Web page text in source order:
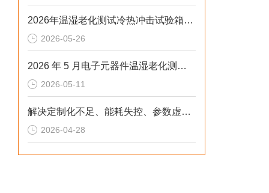
2026年温湿老化测试冷热冲击试验箱排行榜：解决精度差、数据无效等核心痛点
2026-05-26
2026 年 5 月电子元器件温湿老化测试：冷热冲击不稳、数据无效？这样解决
2026-05-11
解决定制化不足、能耗失控、参数虚标痛点的2026选型标准
2026-04-28